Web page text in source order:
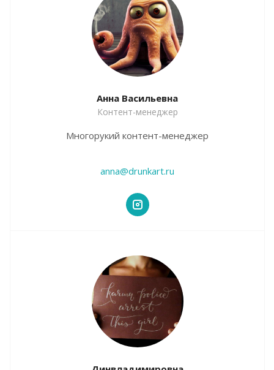
Анна Васильевна
Контент-менеджер
Многорукий контент-менеджер
anna@drunkart.ru